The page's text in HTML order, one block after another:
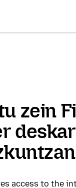
zein
access to the